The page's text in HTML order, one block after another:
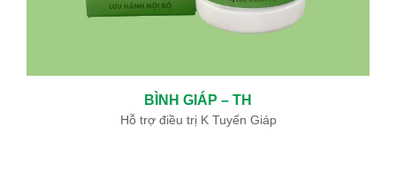
BÌNH GIÁP – TH
Hỗ trợ điều trị K Tuyến Giáp